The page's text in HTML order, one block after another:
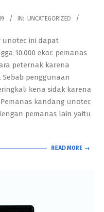
IN: UNCATEGORIZED
unotec ini dapat
10.000 ekor. pemanas
peternak karena
penggunaan
kena sidak karena
kandang unotec
pemanas lain yaitu
READ MORE →